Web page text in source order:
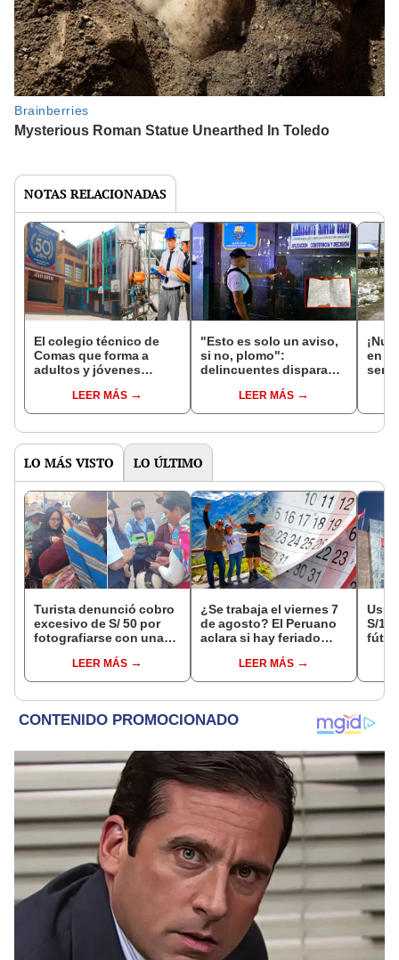
NOTAS RELACIONADAS
El colegio técnico de
Comas que forma a
adultos y jóvenes
secundaria y una
carrera a la vez
LEER MÁS
"Esto es solo un aviso,
si no, plomo":
delincuentes disparan
colegio en construcción
y dejan nota
LEER MÁS
en
LO MÁS VISTO LO ÚLTIMO
Turista denunció cobro
excesivo de S/ 50 por
fotografiarse con una
Serenazgo recuperó el
dinero
LEER MÁS
¿Se trabaja el viernes 7
de agosto? El Peruano
aclara si hay feriado
del 6 de agosto
LEER MÁS
S/